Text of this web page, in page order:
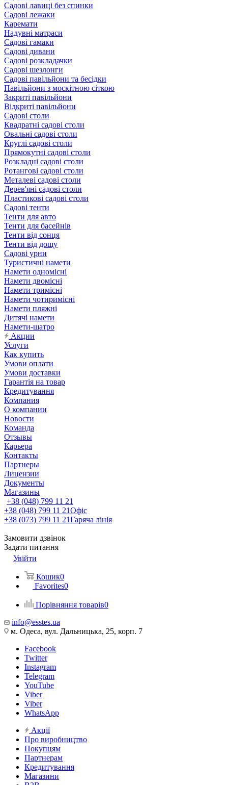
Садові лавиці без спинки
Садові лежаки
Каремати
Надувні матраси
Садові гамаки
Садові дивани
Садові розкладачки
Садові шезлонги
Садові павільйони та бесідки
Павільйони з москітною сіткою
Закриті павільйони
Відкриті павільйони
Садові столи
Квадратні садові столи
Овальні садові столи
Круглі садові столи
Прямокутні садові столи
Розкладні садові столи
Ротангові садові столи
Металеві садові столи
Дерев'яні садові столи
Пластикові садові столи
Садові тенти
Тенти для авто
Тенти для басейнів
Тенти від сонця
Тенти від дощу
Садові урни
Туристичні намети
Намети одномісні
Намети двомісні
Намети тримісні
Намети чотиримісні
Намети пляжні
Дитячі намети
Намети-шатро
Акции
Услуги
Как купить
Умови оплати
Умови доставки
Гарантія на товар
Кредитування
Компания
О компании
Новости
Команда
Отзывы
Карьера
Контакты
Партнеры
Лицензии
Документы
Магазины
+38 (048) 799 11 21
+38 (048) 799 11 21Офіс
+38 (073) 799 11 21Гаряча лінія
Замовити дзвінок
Задати питання
Увійти
Кошик0
Favorites0
Порівняння товарів0
info@esstes.ua
м. Одеса, вул. Дальницька, 25, корп. 7
Facebook
Twitter
Instagram
Telegram
YouTube
Viber
Viber
WhatsApp
Акції
Про виробництво
Покупцям
Партнерам
Кредитування
Магазини